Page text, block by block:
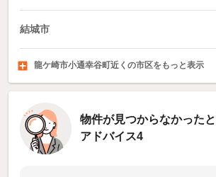
結城市
下妻市156件
常総市254件
常陸太田市119件
龍ケ崎市小通幸谷町近くの市区をもっと表示
物件が見つからなかった
アドバイス4